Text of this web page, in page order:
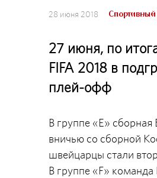
28 июня 2018
27 июня, по
FIFA 2018 в
плей-офф
В группе «Е»
вничью со сборной
швейцарцы стали
В группе «F»